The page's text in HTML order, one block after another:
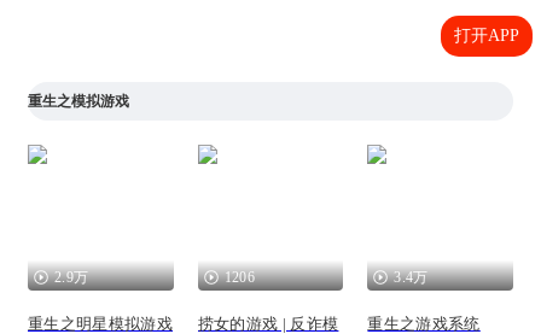
打开APP
重生之模拟游戏
2.9万
重生之明星模拟游戏
1206
捞女的游戏 | 反诈模
3.4万
重生之游戏系统